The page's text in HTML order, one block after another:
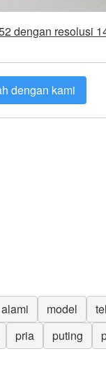
dengan resolusi
dengan kami
alami model
pria puting